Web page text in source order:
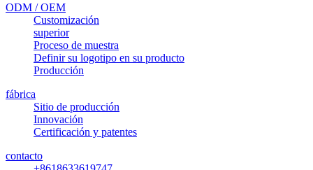
ODM / OEM
Customización
superior
Proceso de muestra
Definir su logotipo en su producto
Producción
fábrica
Sitio de producción
Innovación
Certificación y patentes
contacto